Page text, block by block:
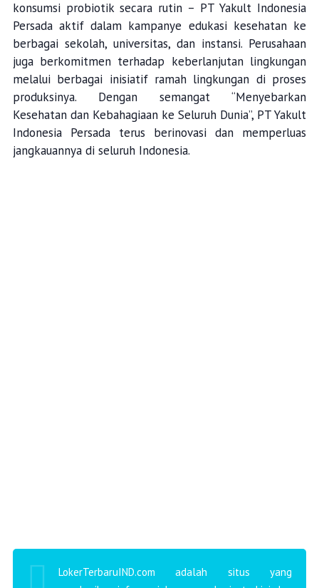
konsumsi probiotik secara rutin – PT Yakult Indonesia
Persada aktif dalam kampanye edukasi kesehatan ke
berbagai sekolah, universitas, dan instansi. Perusahaan
juga berkomitmen terhadap keberlanjutan lingkungan
melalui berbagai inisiatif ramah lingkungan di proses
produksinya. Dengan semangat “Menyebarkan
Kesehatan dan Kebahagiaan ke Seluruh Dunia”, PT Yakult
Indonesia Persada terus berinovasi dan memperluas
jangkauannya di seluruh Indonesia.
LokerTerbaruIND.com adalah situs yang